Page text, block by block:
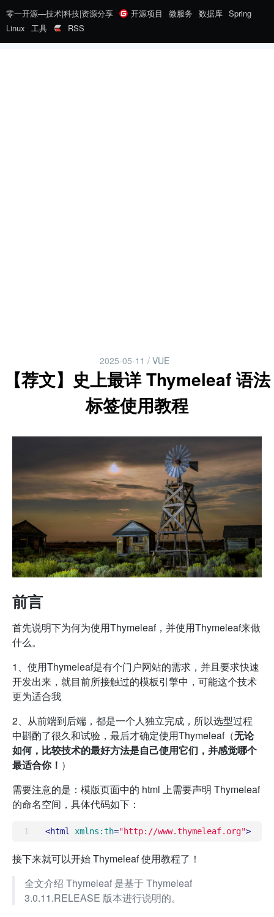
零一开源—技术|科技|资源分享 开源项目 微服务 数据库 Spring
Linux 工具 RSS
2025-05-11 / VUE
【荐文】史上最详 Thymeleaf 语法
标签使用教程
前言
首先说明下为何为使用Thymeleaf，并使用Thymeleaf来做
什么。
1、使用Thymeleaf是有个门户网站的需求，并且要求快速
开发出来，就目前所接触过的模板引擎中，可能这个技术
更为适合我
2、从前端到后端，都是一个人独立完成，所以选型过程
中斟酌了很久和试验，最后才确定使用Thymeleaf（无论
如何，比较技术的最好方法是自己使用它们，并感觉哪个
最适合你！ ）
需要注意的是：模版页面中的 html 上需要声明 Thymeleaf
的命名空间，具体代码如下：
<html xmlns:th="http://www.thymeleaf.org">
接下来就可以开始 Thymeleaf 使用教程了！
全文介绍 Thymeleaf 是基于 Thymeleaf
3.0.11.RELEASE 版本进行说明的。